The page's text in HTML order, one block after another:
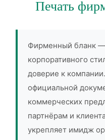
Печать
Фирменный бланк
корпоративного
доверие к
официальной
коммерческих
партнёрам и
укрепляет имидж